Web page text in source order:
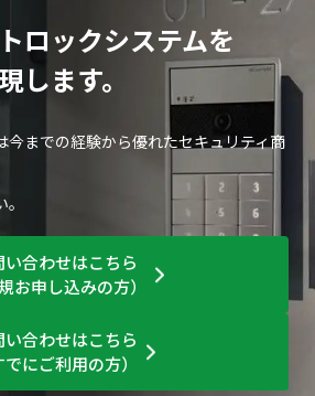
ロックシステムを
します。
今までの経験から優れたセキュリティ商
い合わせはこちら
規お申し込みの方）
い合わせはこちら
でにご利用の方）